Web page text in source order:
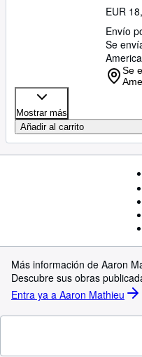
EUR
Envío
Se
America
Se
Mostrar más
Añadir al carrito
Más información de Aaron
Descubre sus obras
Entra ya a Aaron Mathieu